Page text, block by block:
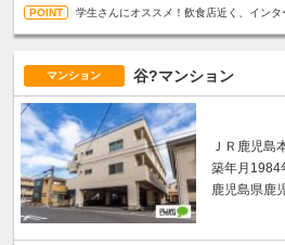
学生さんにオススメ！飲食店近く、インタ
マンション 谷?マンション
ＪＲ鹿児島
築年月1984
鹿児島県鹿